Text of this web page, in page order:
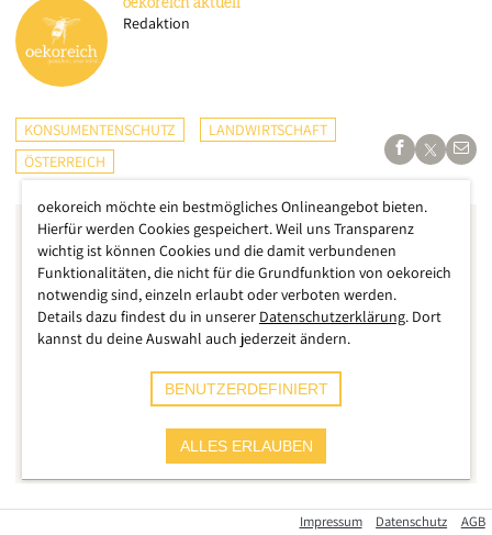
oekoreich aktuell
Redaktion
KONSUMENTENSCHUTZ
LANDWIRTSCHAFT
ÖSTERREICH
Das „Fairness-Büro“ im Landwirtschaftsministerium wurde
Impressum Datenschutz AGB
oekoreich möchte ein bestmögliches Onlineangebot bieten.
Hierfür werden Cookies gespeichert. Weil uns Transparenz
wichtig ist können Cookies und die damit verbundenen
Funktionalitäten, die nicht für die Grundfunktion von oekoreich
notwendig sind, einzeln erlaubt oder verboten werden.
Details dazu findest du in unserer Datenschutzerklärung. Dort
kannst du deine Auswahl auch jederzeit ändern.
BENUTZERDEFINIERT
ALLES ERLAUBEN